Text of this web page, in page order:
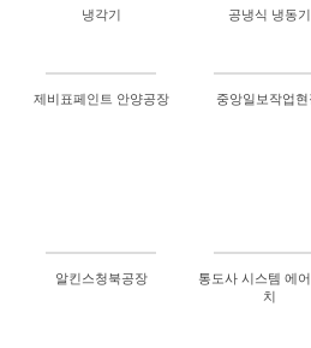
냉각기 공냉식 냉동기
제비표페인트 안양공장 중앙일보작업현
알킨스청북공장
통도사 시스템 에
치